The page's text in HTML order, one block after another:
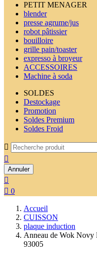
PETIT MENAGER
blender
presse agrume/jus
robot pâtissier
bouilloire
grille pain/toaster
expresso à broyeur
ACCESSOIRES
Machine à soda
SOLDES
Destockage
Promotion
Soldes Premium
Soldes Froid


Annuler

 0
Accueil
CUISSON
plaque induction
Anneau de Wok Novy
93005